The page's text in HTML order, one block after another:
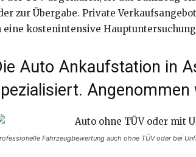
zur Übergabe. Private
eine kostenintensive
Auto Ankaufstation in
Fahrzeugbewertung auch ohne TÜV oder bei